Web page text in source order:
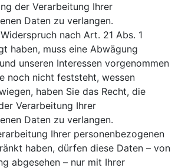
der Verarbeitung Ihrer
Daten zu verlangen.
nach Art. 21 Abs. 1
haben, muss eine Abwägung
unseren Interessen vorgenommen
noch nicht feststeht, wessen
haben Sie das Recht, die
Verarbeitung Ihrer
Daten zu verlangen.
Ihrer personenbezogenen
haben, dürfen diese Daten – von
abgesehen – nur mit Ihrer